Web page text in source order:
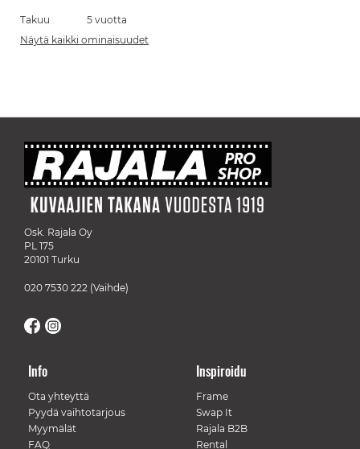
Takuu
5 vuotta
Näytä kaikki ominaisuudet
Osk. Rajala Oy
PL 175
20101 Turku
020 7530 222 (Vaihde)
Info
Ota yhteyttä
Pyydä vaihtotarjous
Myymälät
FAQ
Inspiroidu
Frame
Swap It
Rajala B2B
Rental